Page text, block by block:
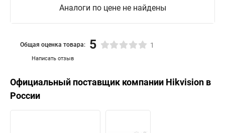
Аналоги по цене не найдены
Написать отзыв
Общая оценка товара: 5 1
Официальный поставщик компании Hikvision в
России